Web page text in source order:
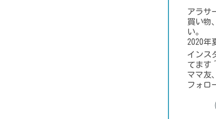
アラサ
買い物
い。
2020年
インス
てます
ママ友
フォ